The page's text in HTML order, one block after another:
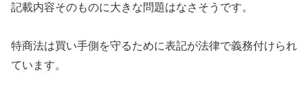
記載内容そのものに大きな問題はなさそうです。
特商法は買い手側を守るために表記が法律で義務付けられ
ています。